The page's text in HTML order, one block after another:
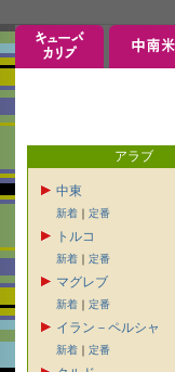
アラブ
中東
新着 ｜ 定番
トルコ
新着 ｜ 定番
マグレブ
新着 ｜ 定番
イラン－ペルシャ
新着 ｜ 定番